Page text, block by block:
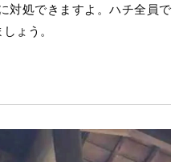
対処できますよ。ハチ全員で
ょう。